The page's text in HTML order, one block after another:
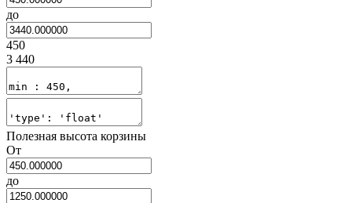
до
450
3 440
Полезная высота корзины
От
до